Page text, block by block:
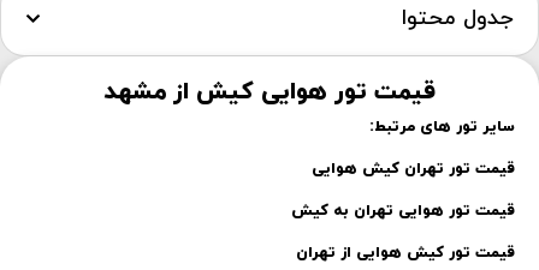
جدول محتوا
قیمت تور هوایی کیش از مشهد
سایر تور های مرتبط:
قیمت تور تهران کیش هوایی
قیمت تور هوایی تهران به کیش
قیمت تور کیش هوایی از تهران